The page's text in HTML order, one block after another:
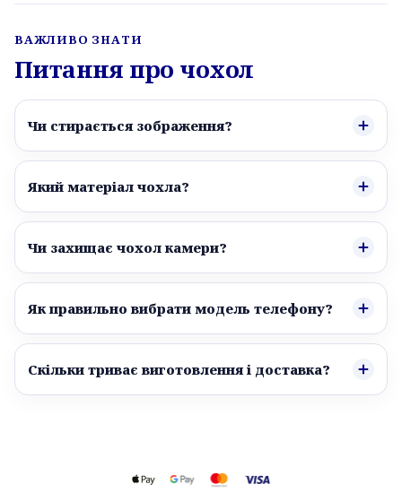
ВАЖЛИВО ЗНАТИ
Питання про чохол
Чи стирається зображення?
Який матеріал чохла?
Чи захищає чохол камери?
Як правильно вибрати модель телефону?
Скільки триває виготовлення і доставка?